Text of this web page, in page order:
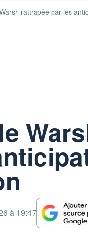
rattrapée par les
à 19:47